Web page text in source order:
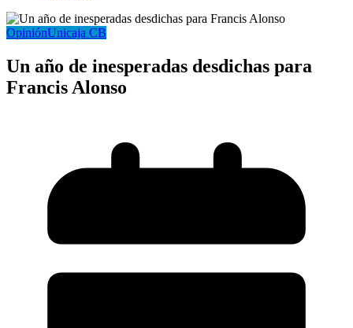
OpiniónUnicaja CB
Un año de inesperadas desdichas para
Francis Alonso